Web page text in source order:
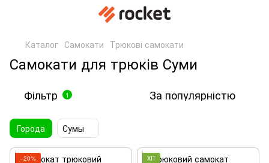
Каталог Самокати Трюкові самокати
Самокати для трюків Суми
Фільтр 1 За популярністю
Города Сумы
−20%
ХІТ